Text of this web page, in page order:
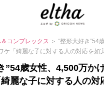
コンプレックス ＞ “整形大好き”54
ケ「綺麗な子に対する人の対応を如
”54歳女性、4,500万か
麗な子に対する人の対